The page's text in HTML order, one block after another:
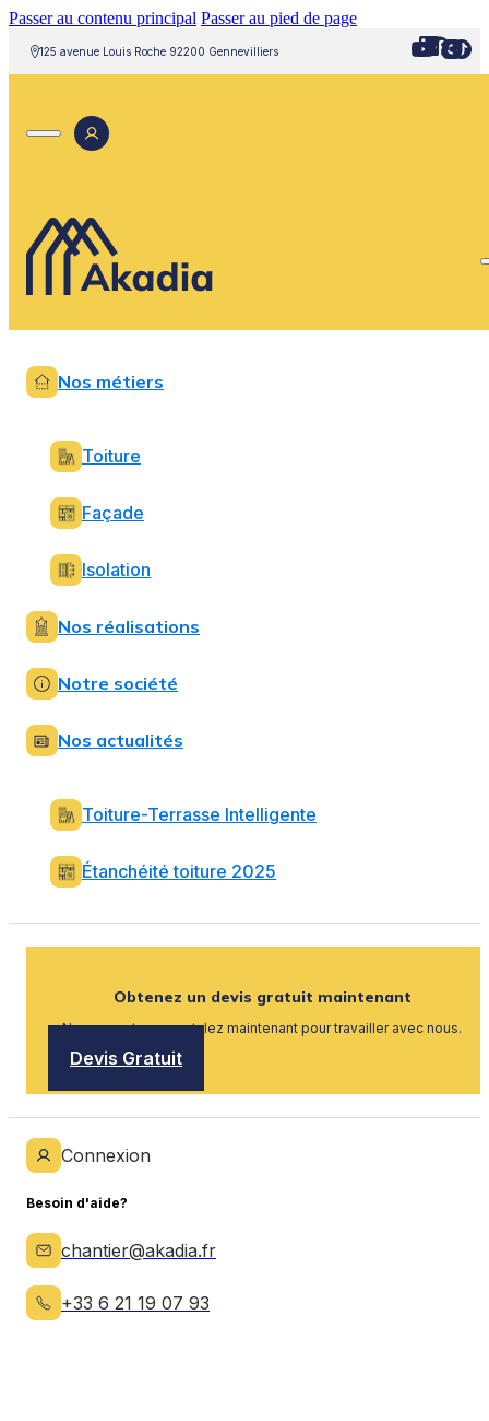
Passer au contenu principal Passer au pied de page
125 avenue Louis Roche 92200 Gennevilliers
Nos métiers
Toiture
Façade
Isolation
Nos réalisations
Notre société
Nos actualités
Toiture-Terrasse Intelligente
Étanchéité toiture 2025
Obtenez un devis gratuit maintenant
Nous recrutons, postulez maintenant pour travailler avec nous.
Devis Gratuit
Connexion
Besoin d'aide?
chantier@akadia.fr
+33 6 21 19 07 93